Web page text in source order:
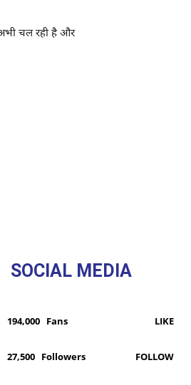
चल रही है और
SOCIAL MEDIA
194,000 Fans LIKE
27,500 Followers FOLLOW